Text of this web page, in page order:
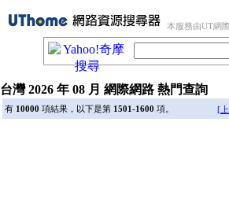
本服務由UT網
台灣 2026 年 08 月 網際網路 熱門查詢
有 10000 項結果，以下是第 1501-1600 項。 [